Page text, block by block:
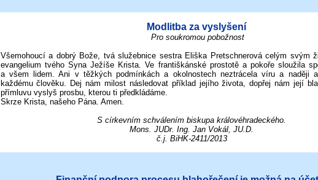
Modlitba za vyslyšení
Pro soukromou pobožnost
Všemohoucí a dobrý Bože, tvá služebnice sestra Eliška Pretschnerová celým svým
evangelium tvého Syna Ježíše Krista. Ve františkánské prostotě a pokoře sloužila
a všem lidem. Ani v těžkých podmínkách a okolnostech neztrácela víru a naději
každému člověku. Dej nám milost následovat příklad jejího života, dopřej nám její
přímluvu vyslyš prosbu, kterou ti předkládáme.
Skrze Krista, našeho Pána. Amen.
S církevním schválením biskupa královéhradeckého.
Mons. JUDr. Ing. Jan Vokál, JU.D.
č.j. BiHK-2411/2013